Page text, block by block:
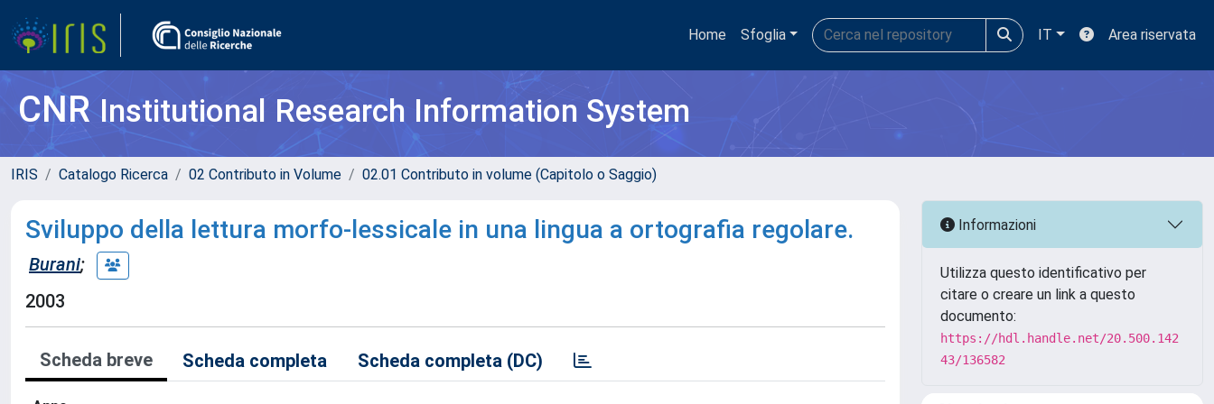
Home Sfoglia IT Area riservata
CNRInstitutional Research Information System
IRIS Catalogo Ricerca 02 Contributo in Volume 02.01 Contributo in volume (Capitolo o Saggio)
Sviluppo della lettura morfo-lessicale in una lingua a ortografia regolare.
Burani;
2003
Scheda breve Scheda completa Scheda completa (DC)
Informazioni
Utilizza questo identificativo per
citare o creare un link a questo
documento:
https://hdl.handle.net/20.500.142
43/136582